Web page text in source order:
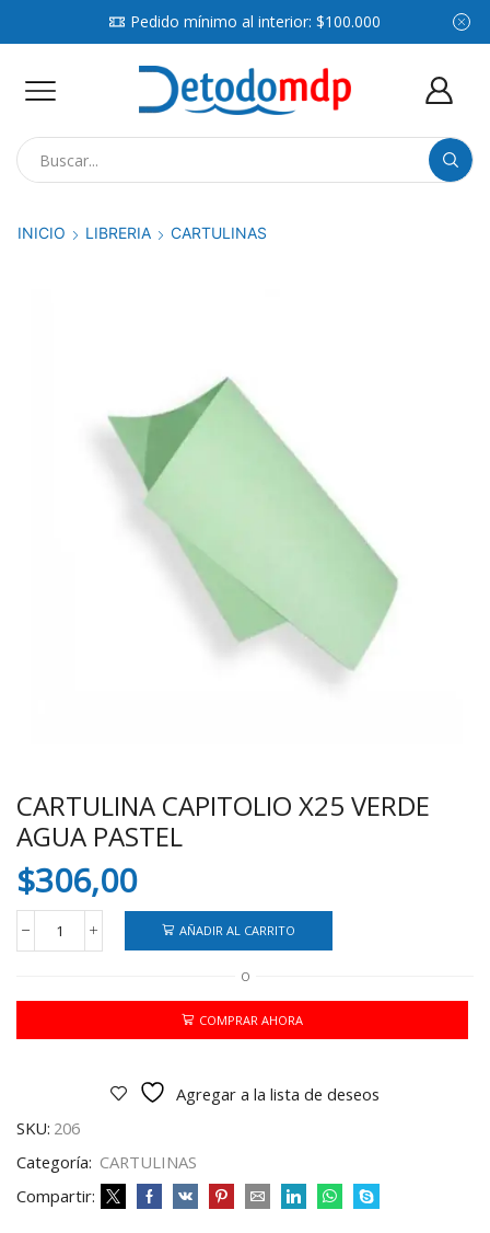
Pedido mínimo al interior: $100.000
INICIO LIBRERIA CARTULINAS
CARTULINA CAPITOLIO X25 VERDE
AGUA PASTEL
$306,00
CARTULINA
CAPITOLIO
VERDE
PASTEL
AÑADIR AL CARRITO
O
COMPRAR AHORA
Agregar a la lista de deseos
SKU: 206
Categoría: CARTULINAS
Compartir: